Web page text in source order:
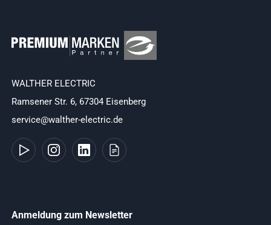
WALTHER ELECTRIC
Ramsener Str. 6, 67304 Eisenberg
service@walther-electric.de
Anmeldung zum Newsletter